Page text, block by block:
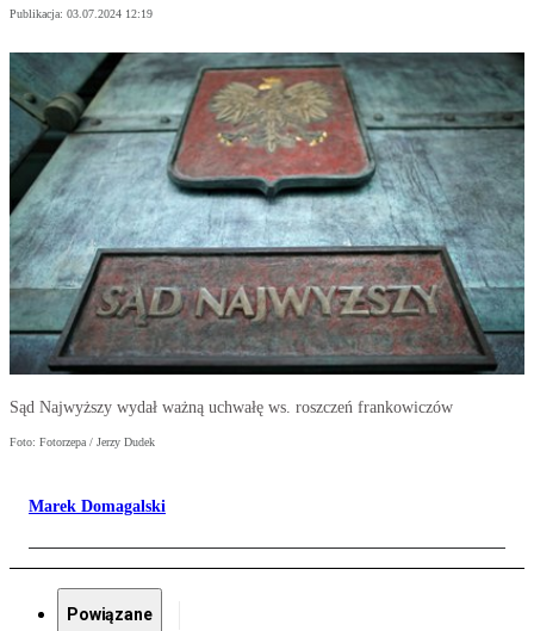
Publikacja: 03.07.2024 12:19
Sąd Najwyższy wydał ważną uchwałę ws. roszczeń frankowiczów
Foto: Fotorzepa / Jerzy Dudek
Marek Domagalski
Powiązane